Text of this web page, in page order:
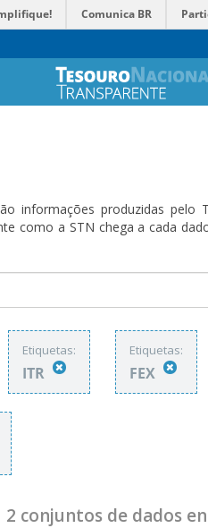
Comunica BR
informações produzidas
como a STN chega a cada
Etiquetas:
ITR
Etiquetas:
FEX
2 conjuntos de dados